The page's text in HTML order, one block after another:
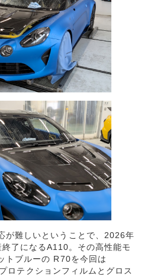
が難しいということで、2026年
了になるA110。その高性能モ
トブルーの R70を今回は
ロテクションフィルムとグロス